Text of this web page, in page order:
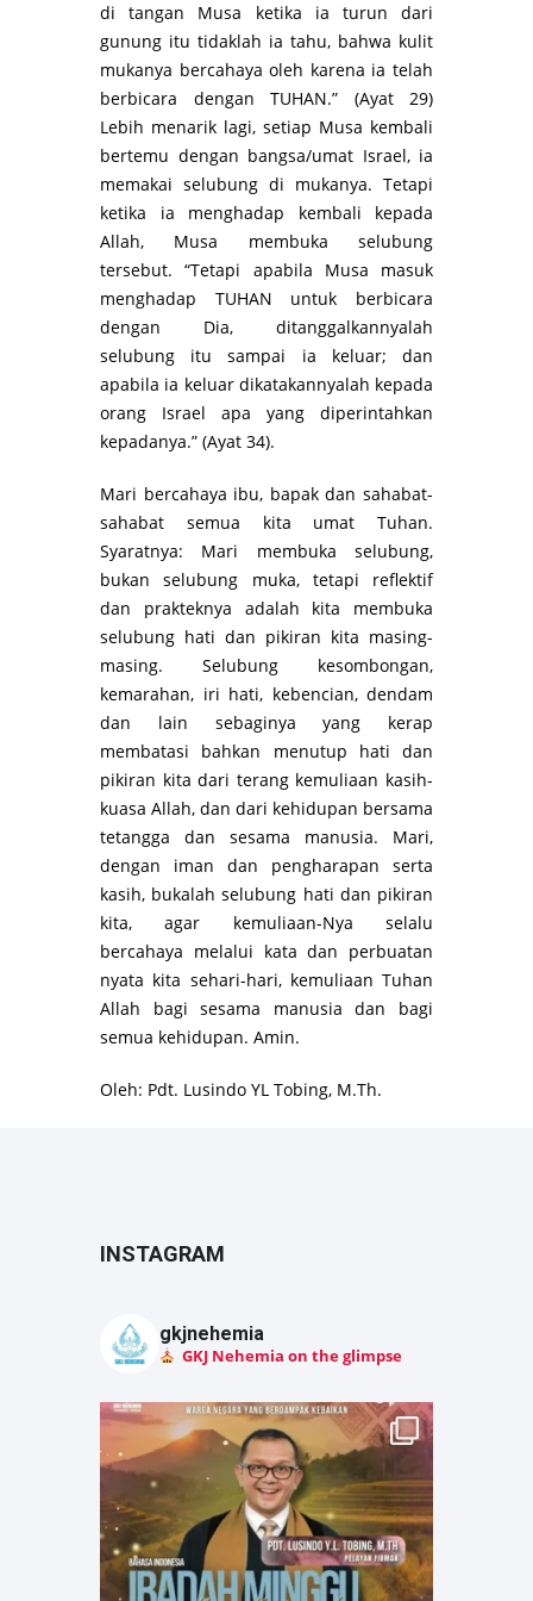
di tangan Musa ketika ia turun dari
gunung itu tidaklah ia tahu, bahwa kulit
mukanya bercahaya oleh karena ia telah
berbicara dengan TUHAN.” (Ayat 29)
Lebih menarik lagi, setiap Musa kembali
bertemu dengan bangsa/umat Israel, ia
memakai selubung di mukanya. Tetapi
ketika ia menghadap kembali kepada
Allah, Musa membuka selubung
tersebut. “Tetapi apabila Musa masuk
menghadap TUHAN untuk berbicara
dengan Dia, ditanggalkannyalah
selubung itu sampai ia keluar; dan
apabila ia keluar dikatakannyalah kepada
orang Israel apa yang diperintahkan
kepadanya.” (Ayat 34).
Mari bercahaya ibu, bapak dan sahabat-
sahabat semua kita umat Tuhan.
Syaratnya: Mari membuka selubung,
bukan selubung muka, tetapi reflektif
dan prakteknya adalah kita membuka
selubung hati dan pikiran kita masing-
masing. Selubung kesombongan,
kemarahan, iri hati, kebencian, dendam
dan lain sebaginya yang kerap
membatasi bahkan menutup hati dan
pikiran kita dari terang kemuliaan kasih-
kuasa Allah, dan dari kehidupan bersama
tetangga dan sesama manusia. Mari,
dengan iman dan pengharapan serta
kasih, bukalah selubung hati dan pikiran
kita, agar kemuliaan-Nya selalu
bercahaya melalui kata dan perbuatan
nyata kita sehari-hari, kemuliaan Tuhan
Allah bagi sesama manusia dan bagi
semua kehidupan. Amin.
Oleh: Pdt. Lusindo YL Tobing, M.Th.
INSTAGRAM
gkjnehemia
GKJ Nehemia on the glimpse